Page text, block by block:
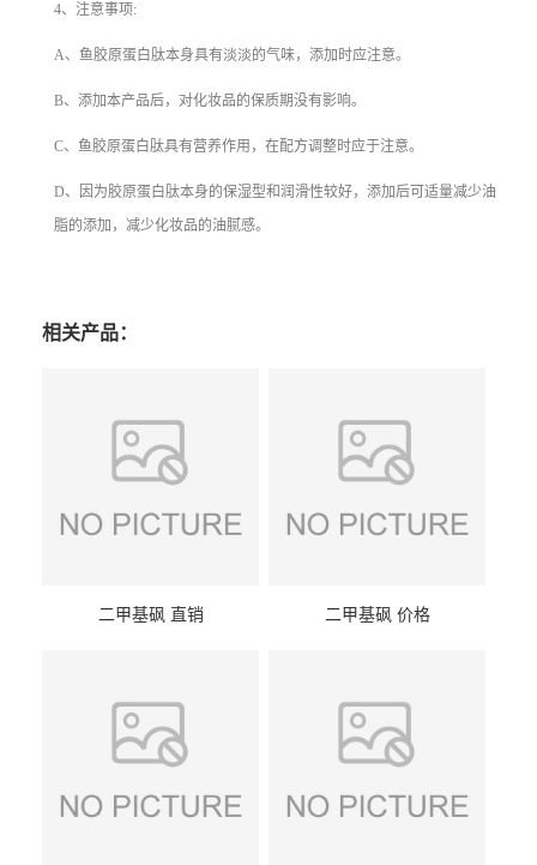
4、注意事项:
A、鱼胶原蛋白肽本身具有淡淡的气味，添加时应注意。
B、添加本产品后，对化妆品的保质期没有影响。
C、鱼胶原蛋白肽具有营养作用，在配方调整时应于注意。
D、因为胶原蛋白肽本身的保湿型和润滑性较好，添加后可适量减少油
脂的添加，减少化妆品的油腻感。
相关产品：
二甲基砜 直销 二甲基砜 价格